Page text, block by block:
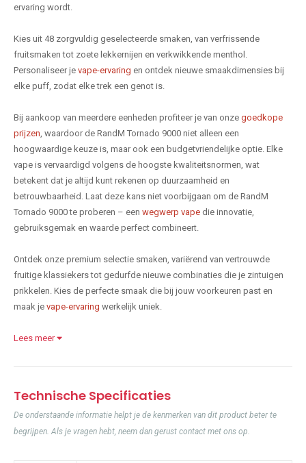
ervaring wordt.
Kies uit 48 zorgvuldig geselecteerde smaken, van verfrissende
fruitsmaken tot zoete lekkernijen en verkwikkende menthol.
Personaliseer je vape-ervaring en ontdek nieuwe smaakdimensies bij
elke puff, zodat elke trek een genot is.
Bij aankoop van meerdere eenheden profiteer je van onze goedkope
prijzen , waardoor de RandM Tornado 9000 niet alleen een
hoogwaardige keuze is, maar ook een budgetvriendelijke optie. Elke
vape is vervaardigd volgens de hoogste kwaliteitsnormen, wat
betekent dat je altijd kunt rekenen op duurzaamheid en
betrouwbaarheid. Laat deze kans niet voorbijgaan om de RandM
Tornado 9000 te proberen – een wegwerp vape die innovatie,
gebruiksgemak en waarde perfect combineert.
Ontdek onze premium selectie smaken, variërend van vertrouwde
fruitige klassiekers tot gedurfde nieuwe combinaties die je zintuigen
prikkelen. Kies de perfecte smaak die bij jouw voorkeuren past en
maak je vape-ervaring werkelijk uniek.
Lees meer
Technische Specificaties
De onderstaande informatie helpt je de kenmerken van dit product beter te
begrijpen. Als je vragen hebt, neem dan gerust contact met ons op.